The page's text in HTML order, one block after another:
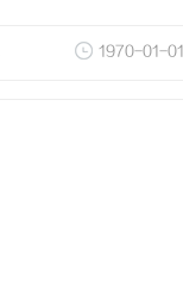
1970-01-01